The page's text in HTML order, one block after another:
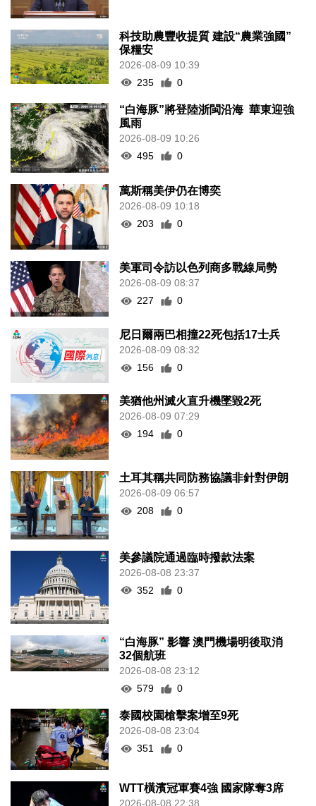
科技助農豐收提質 建設“農業強國”
保糧安
2026-08-09 10:39
235
0
“白海豚”將登陸浙閩沿海 華東迎強
風雨
2026-08-09 10:26
495
0
萬斯稱美伊仍在博奕
2026-08-09 10:18
203
0
美軍司令訪以色列商多戰線局勢
2026-08-09 08:37
227
0
尼日爾兩巴相撞22死包括17士兵
2026-08-09 08:32
156
0
美猶他州滅火直升機墜毀2死
2026-08-09 07:29
194
0
土耳其稱共同防務協議非針對伊朗
2026-08-09 06:57
208
0
美參議院通過臨時撥款法案
2026-08-08 23:37
352
0
“白海豚” 影響 澳門機場明後取消
32個航班
2026-08-08 23:12
579
0
泰國校園槍擊案增至9死
2026-08-08 23:04
351
0
WTT橫濱冠軍賽4強 國家隊奪3席
2026-08-08 22:38